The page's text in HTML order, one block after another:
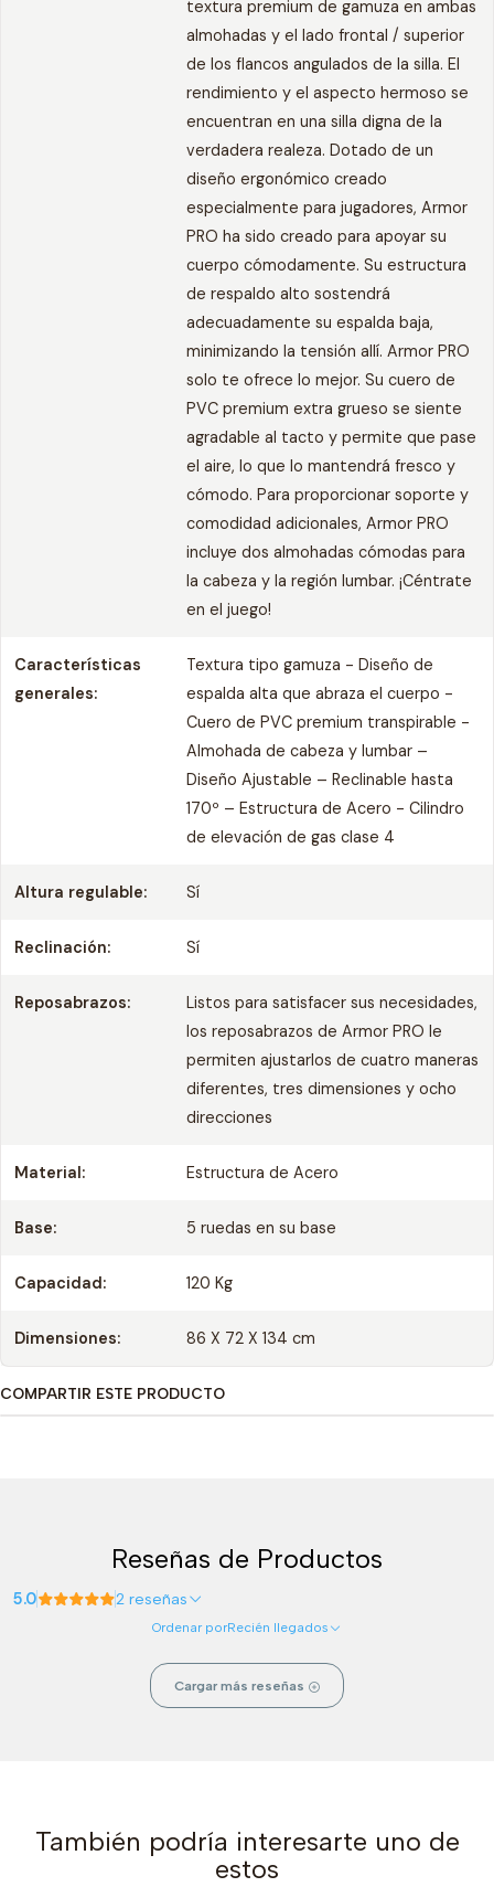
textura premium de gamuza en ambas
almohadas y el lado frontal / superior
de los flancos angulados de la silla. El
rendimiento y el aspecto hermoso se
encuentran en una silla digna de la
verdadera realeza. Dotado de un
diseño ergonómico creado
especialmente para jugadores, Armor
PRO ha sido creado para apoyar su
cuerpo cómodamente. Su estructura
de respaldo alto sostendrá
adecuadamente su espalda baja,
minimizando la tensión allí. Armor PRO
solo te ofrece lo mejor. Su cuero de
PVC premium extra grueso se siente
agradable al tacto y permite que pase
el aire, lo que lo mantendrá fresco y
cómodo. Para proporcionar soporte y
comodidad adicionales, Armor PRO
incluye dos almohadas cómodas para
la cabeza y la región lumbar. ¡Céntrate
en el juego!
Características
generales:
Textura tipo gamuza - Diseño de
espalda alta que abraza el cuerpo -
Cuero de PVC premium transpirable -
Almohada de cabeza y lumbar –
Diseño Ajustable – Reclinable hasta
170º – Estructura de Acero - Cilindro
de elevación de gas clase 4
Altura regulable: Sí
Reclinación: Sí
Reposabrazos:
Listos para satisfacer sus necesidades,
los reposabrazos de Armor PRO le
permiten ajustarlos de cuatro maneras
diferentes, tres dimensiones y ocho
direcciones
Material: Estructura de Acero
Base: 5 ruedas en su base
Capacidad: 120 Kg
Dimensiones: 86 X 72 X 134 cm
COMPARTIR ESTE PRODUCTO
Reseñas de Productos
5.0 2 reseñas
Ordenar porRecién llegados
Cargar más reseñas
También podría interesarte uno de
estos